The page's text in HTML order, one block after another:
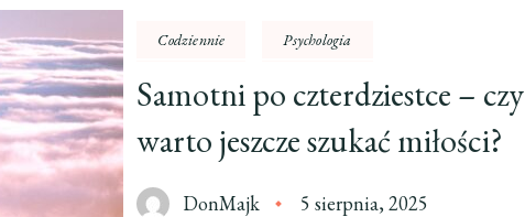
Codziennie Psychologia
Samotni po czterdziestce – czy
warto jeszcze szukać miłości?
DonMajk 5 sierpnia, 2025